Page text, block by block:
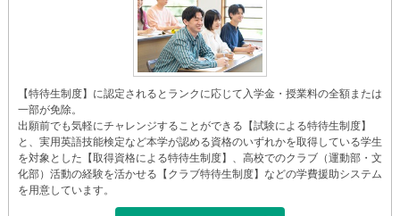
【特待生制度】に認定されるとランクに応じて入学金・授業料の全額または
一部が免除。
出願前でも気軽にチャレンジすることができる【試験による特待生制度】
と、実用英語技能検定など本学が認める資格のいずれかを取得している学生
を対象とした【取得資格による特待生制度】、高校でのクラブ（運動部・文
化部）活動の経験を活かせる【クラブ特待生制度】などの学費援助システム
を用意しています。